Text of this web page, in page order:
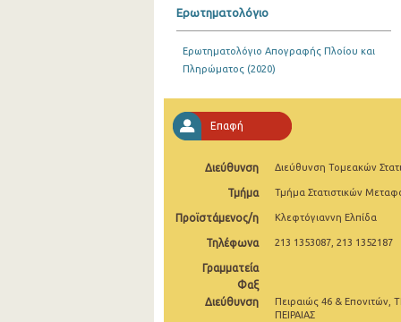
2004
2000
Ερωτηματολόγιο
Ερωτηματολόγιο Απογραφής Πλοίου και
Πληρώματος (2020)
Επαφή
Διεύθυνση Διεύθυνση Τομεακών
Τμήμα Τμήμα Στατιστικών
Προϊστάμενος/η Κλεφτόγιαννη Ελπίδα
Τηλέφωνα 213 1353087, 213 1352187
Γραμματεία
Φαξ
Διεύθυνση
Πειραιώς 46 & Επονιτών,
ΠΕΙΡΑΙΑΣ